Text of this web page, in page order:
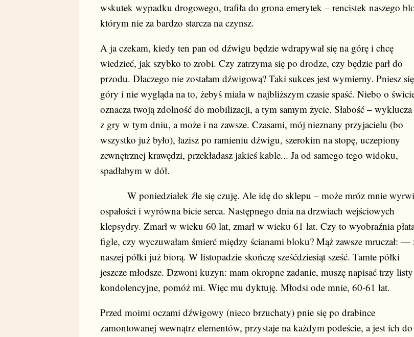
wskutek wypadku drogowego, trafiła do grona emerytek – rencistek naszego
którym nie za bardzo starcza na czynsz.
A ja czekam, kiedy ten pan od dźwigu będzie wdrapywał się na górę i chcę
wiedzieć, jak szybko to zrobi. Czy zatrzyma się po drodze, czy będzie parł do
przodu. Dlaczego nie zostałam dźwigową? Taki sukces jest wymierny. Pniesz
góry i nie wygląda na to, żebyś miała w najbliższym czasie spaść. Niebo o
oznacza twoją zdolność do mobilizacji, a tym samym życie. Słabość – wyklucza
z gry w tym dniu, a może i na zawsze. Czasami, mój nieznany przyjacielu (bo
wszystko już było), łazisz po ramieniu dźwigu, szerokim na stopę, uczepiony
zewnętrznej krawędzi, przekładasz jakieś kable... Ja od samego tego widoku,
spadłabym w dół.
W poniedziałek źle się czuję. Ale idę do sklepu – może mróz mnie
ospałości i wyrówna bicie serca. Następnego dnia na drzwiach wejściowych
klepsydry. Zmarł w wieku 60 lat, zmarł w wieku 61 lat. Czy to wyobraźnia
figle, czy wyczuwałam śmierć między ścianami bloku? Mąż zawsze mruczał: —
naszej półki już biorą. W listopadzie skończę sześćdziesiąt sześć. Tamte półki
jeszcze młodsze. Dzwoni kuzyn: mam okropne zadanie, muszę napisać trzy listy
kondolencyjne, pomóż mi. Więc mu dyktuję. Młodsi ode mnie, 60-61 lat.
Przed moimi oczami dźwigowy (nieco brzuchaty) pnie się po drabince
zamontowanej wewnątrz elementów, przystaje na każdym podeście, a jest ich do